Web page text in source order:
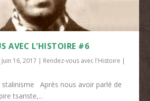
AVEC L’HISTOIRE #6
Juin 16, 2017 | Rendez-vous avec l'Histoire |
Après nous avoir parlé de
tsariste,...